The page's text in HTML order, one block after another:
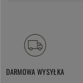
DARMOWA WYSYŁKA